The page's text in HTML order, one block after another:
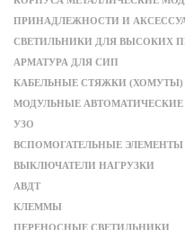
ПРИНАДЛЕЖНОСТИ И
СВЕТИЛЬНИКИ ДЛЯ ВЫСОКИХ
АРМАТУРА ДЛЯ СИП
КАБЕЛЬНЫЕ СТЯЖКИ (ХОМУТЫ)
МОДУЛЬНЫЕ
УЗО
ВСПОМОГАТЕЛЬНЫЕ
ВЫКЛЮЧАТЕЛИ НАГРУЗКИ
АВДТ
КЛЕММЫ
ПЕРЕНОСНЫЕ СВЕТИЛЬНИКИ